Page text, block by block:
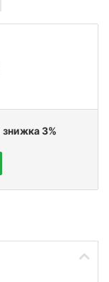
знижка 3%